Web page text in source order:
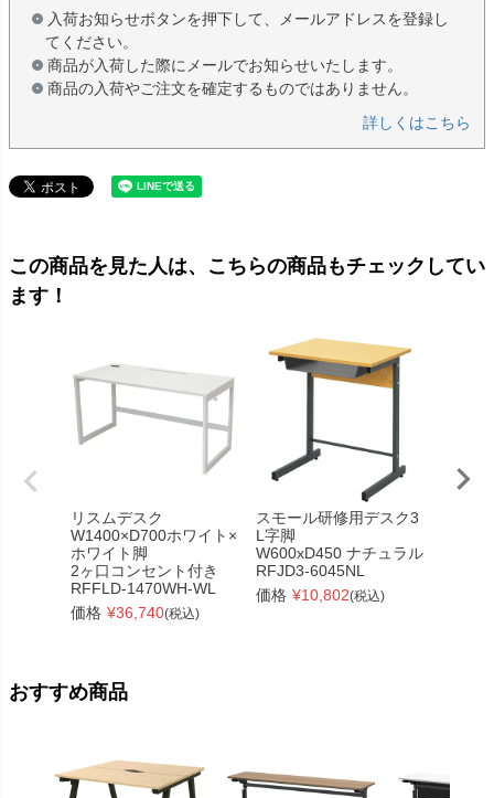
入荷お知らせボタンを押下して、メールアドレスを登録し
てください。
商品が入荷した際にメールでお知らせいたします。
商品の入荷やご注文を確定するものではありません。
詳しくはこちら
この商品を見た人は、こちらの商品もチェックしてい
ます！
リスムデスク
W1400×D700ホワイト×
ホワイト脚
2ヶ口コンセント付き
RFFLD-1470WH-WL
価格 ¥36,740(税込)
スモール研修用デスク3
L字脚
W600xD450 ナチュラル
RFJD3-6045NL
価格 ¥10,802(税込)
おすすめ商品